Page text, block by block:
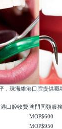
，珠海維港口腔提供
口腔收費澳門同類服
MOP$600
MOP$950